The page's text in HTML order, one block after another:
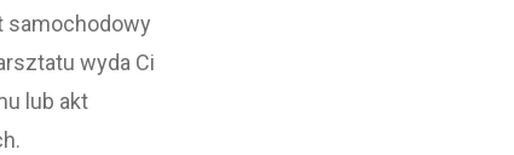
samochodowy
wyda Ci
lub akt